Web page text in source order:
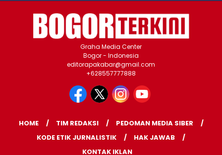
Graha Media Center
Bogor - Indonesia
editorapakabar@gmail.com
+628557777888
HOME TIM REDAKSI
PEDOMAN MEDIA SIBER
KODE ETIK JURNALISTIK
HAK JAWAB
KONTAK IKLAN